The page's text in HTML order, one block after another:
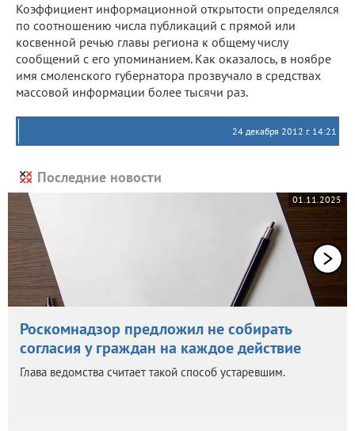
Коэффициент информационной открытости определялся
по соотношению числа публикаций с прямой или
косвенной речью главы региона к общему числу
сообщений с его упоминанием. Как оказалось, в ноябре
имя смоленского губернатора прозвучало в средствах
массовой информации более тысячи раз.
24 декабря 2012 г. 14:21
Последние новости
01.11.2025
Роскомнадзор предложил не собирать
согласия у граждан на каждое действие
Глава ведомства считает такой способ устаревшим.